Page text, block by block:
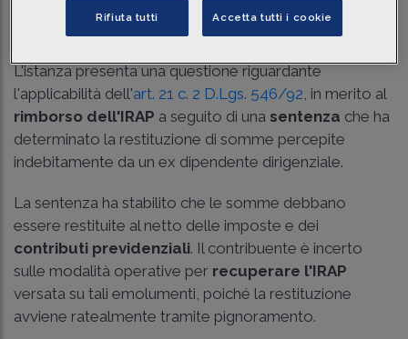
L'istanza presenta una questione riguardante
l'applicabilità dell'art. 21 c. 2 D.Lgs. 546/92 , in merito al
rimborso dell'IRAP a seguito di una sentenza che ha
determinato la restituzione di somme percepite
indebitamente da un ex dipendente dirigenziale.
La sentenza ha stabilito che le somme debbano
essere restituite al netto delle imposte e dei
contributi previdenziali. Il contribuente è incerto
sulle modalità operative per recuperare l'IRAP
versata su tali emolumenti, poiché la restituzione
avviene ratealmente tramite pignoramento.
Rifiuta tutti Accetta tutti i cookie